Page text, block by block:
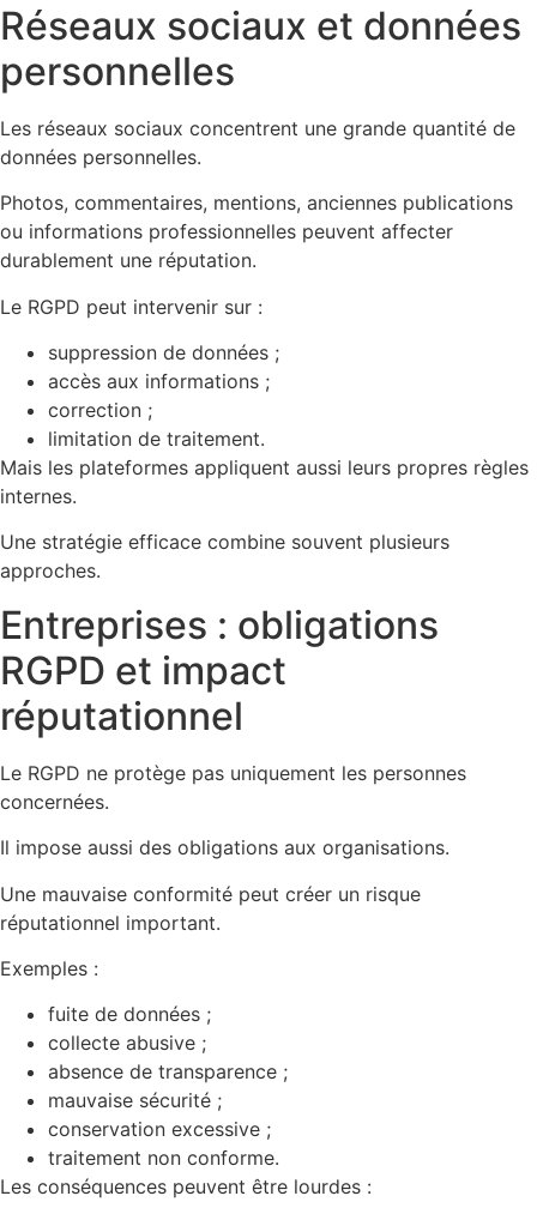
Réseaux sociaux et données
personnelles
Les réseaux sociaux concentrent une grande quantité de
données personnelles.
Photos, commentaires, mentions, anciennes publications
ou informations professionnelles peuvent affecter
durablement une réputation.
Le RGPD peut intervenir sur :
suppression de données ;
accès aux informations ;
correction ;
limitation de traitement.
Mais les plateformes appliquent aussi leurs propres règles
internes.
Une stratégie efficace combine souvent plusieurs
approches.
Entreprises : obligations
RGPD et impact
réputationnel
Le RGPD ne protège pas uniquement les personnes
concernées.
Il impose aussi des obligations aux organisations.
Une mauvaise conformité peut créer un risque
réputationnel important.
Exemples :
fuite de données ;
collecte abusive ;
absence de transparence ;
mauvaise sécurité ;
conservation excessive ;
traitement non conforme.
Les conséquences peuvent être lourdes :